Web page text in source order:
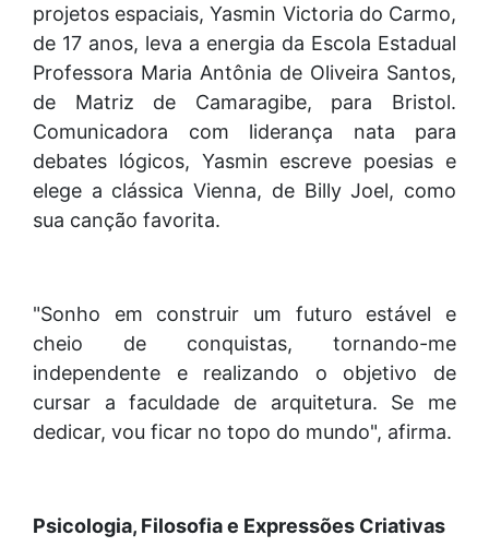
projetos espaciais, Yasmin Victoria do Carmo,
de 17 anos, leva a energia da Escola Estadual
Professora Maria Antônia de Oliveira Santos,
de Matriz de Camaragibe, para Bristol.
Comunicadora com liderança nata para
debates lógicos, Yasmin escreve poesias e
elege a clássica Vienna, de Billy Joel, como
sua canção favorita.
"Sonho em construir um futuro estável e
cheio de conquistas, tornando-me
independente e realizando o objetivo de
cursar a faculdade de arquitetura. Se me
dedicar, vou ficar no topo do mundo", afirma.
Psicologia, Filosofia e Expressões Criativas